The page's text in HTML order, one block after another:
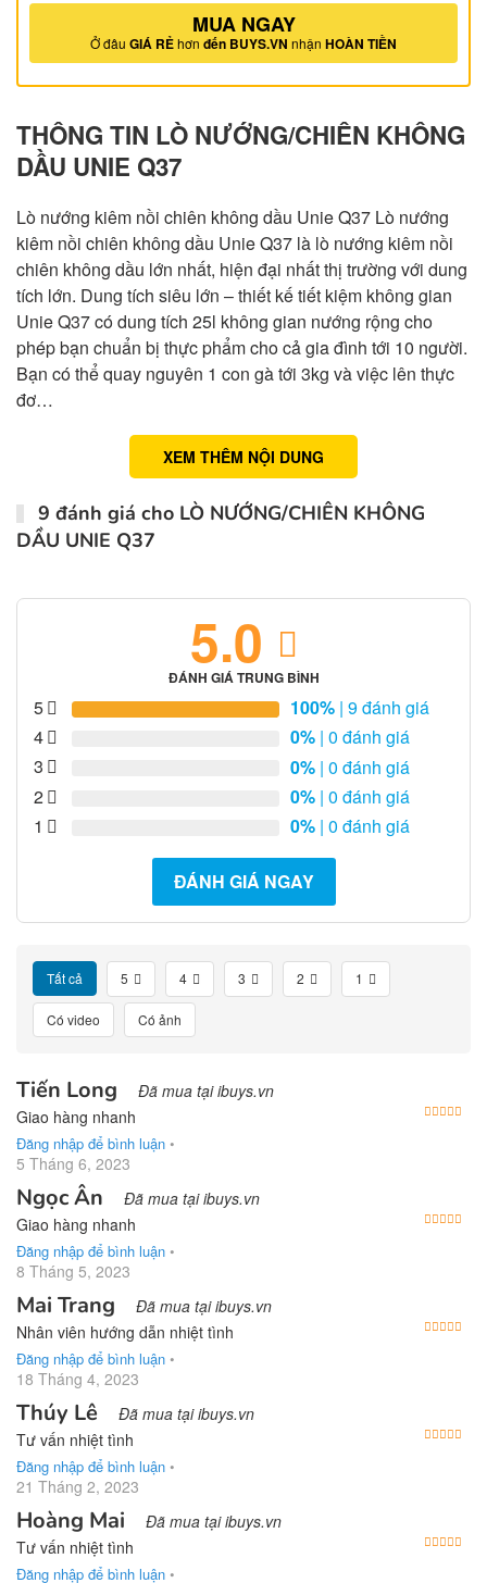
MUA NGAY
Ở đâu GIÁ RẺhơn đến BUYS.VN nhận HOÀN TIỀN
THÔNG TIN LÒ NƯỚNG/CHIÊN KHÔNG
DẦU UNIE Q37
Lò nướng kiêm nồi chiên không dầu Unie Q37 Lò nướng
kiêm nồi chiên không dầu Unie Q37 là lò nướng kiêm nồi
chiên không dầu lớn nhất, hiện đại nhất thị trường với dung
tích lớn. Dung tích siêu lớn – thiết kế tiết kiệm không gian
Unie Q37 có dung tích 25l không gian nướng rộng cho
phép bạn chuẩn bị thực phẩm cho cả gia đình tới 10 người.
Bạn có thể quay nguyên 1 con gà tới 3kg và việc lên thực
đơ…
XEM THÊM NỘI DUNG
9 đánh giá cho LÒ NƯỚNG/CHIÊN KHÔNG
DẦU UNIE Q37
5.0
ĐÁNH GIÁ TRUNG BÌNH
5 100% | 9 đánh giá
4
0% | 0 đánh giá
3
0% | 0 đánh giá
2
0% | 0 đánh giá
1
0% | 0 đánh giá
ĐÁNH GIÁ NGAY
Tất cả 5 4 3 2 1
Có video Có ảnh
Tiến Long Đã mua tại ibuys.vn
Giao hàng nhanh
Đăng nhập để bình luận •
5 Tháng 6, 2023
Ngọc Ân Đã mua tại ibuys.vn
Giao hàng nhanh
Đăng nhập để bình luận •
8 Tháng 5, 2023
Mai Trang Đã mua tại ibuys.vn
Nhân viên hướng dẫn nhiệt tình
Đăng nhập để bình luận •
18 Tháng 4, 2023
Thúy Lê Đã mua tại ibuys.vn
Tư vấn nhiệt tình
Đăng nhập để bình luận •
21 Tháng 2, 2023
Hoàng Mai Đã mua tại ibuys.vn
Tư vấn nhiệt tình
Đăng nhập để bình luận •